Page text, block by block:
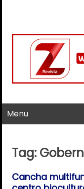
Menu
Tag:
Cancha